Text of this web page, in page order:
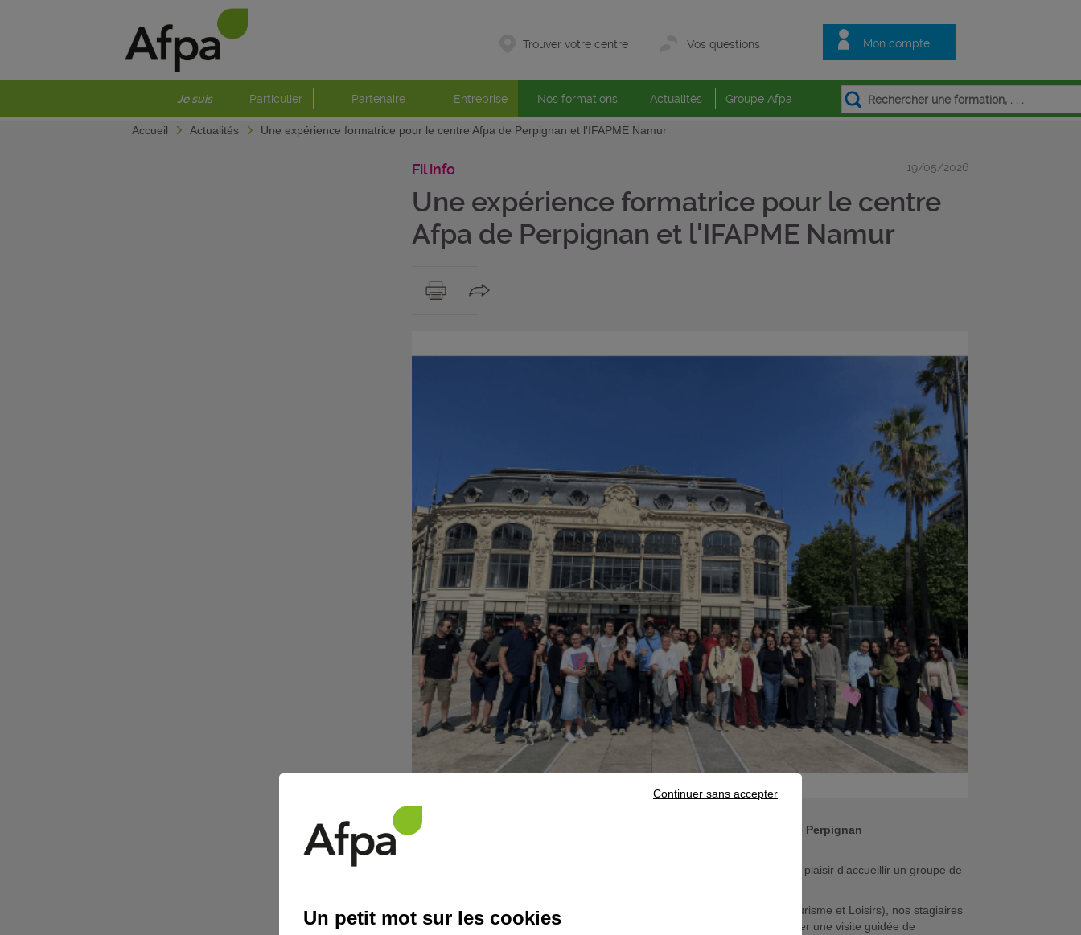
Mon compte
Trouver votre centre Vos questions
Je suis Particulier Partenaire Entreprise Nos formations Actualités Groupe Afpa
Accueil Actualités Une expérience formatrice pour le centre Afpa de Perpignan et l'IFAPME Namur
Fil info 19/05/2026
Une expérience formatrice pour le centre
Afpa de Perpignan et l'IFAPME Namur
Une expérience humaine et riche de sens pour les équipes de l'Afpa de Perpignan
, a eu le plaisir d’accueillir un groupe de
Dans le cadre de la
formation professionnelle CATL
(Chargé d’Accueil Tourisme et Loisirs), nos stagiaires
de l’Afpa de Rivesaltesont relevé un premier challenge : organiser et animer une visite guidée de
Un petit mot sur les cookies
Continuer sans accepter